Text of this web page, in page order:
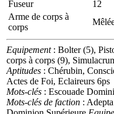
Fuseur 12
Arme de corps à
corps
Equipement: Bolter (5),
corps à corps (9),
Aptitudes : Chérubin,
Actes de Foi, Eclaireurs 6ps
Mots-clés : Escouade
Mots-clés de faction :